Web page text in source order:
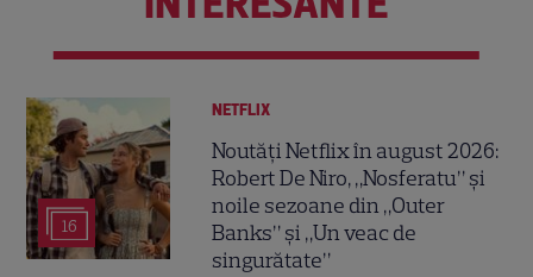
16
NETFLIX
Noutăți Netflix în august 2026:
Robert De Niro, „Nosferatu” și
noile sezoane din „Outer
Banks” și „Un veac de
singurătate”